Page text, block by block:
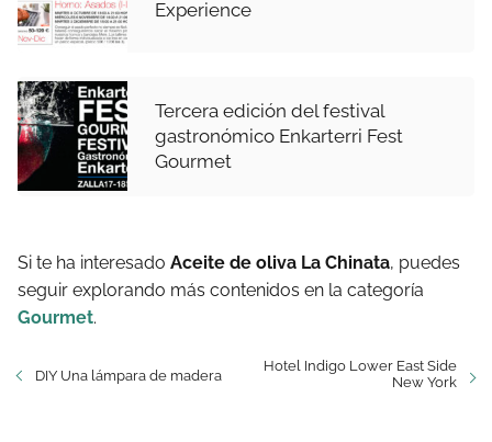
Experience
Tercera edición del festival
gastronómico Enkarterri Fest
Gourmet
Si te ha interesado Aceite de oliva La Chinata, puedes
seguir explorando más contenidos en la categoría
Gourmet.
DIY Una lámpara de madera
Hotel Indigo Lower East Side
New York